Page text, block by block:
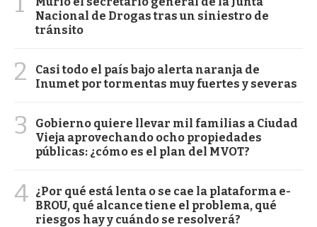
Nacional de Drogas tras un siniestro de
tránsito
2
Casi todo el país bajo alerta naranja de
Inumet por tormentas muy fuertes y severas
3
Gobierno quiere llevar mil familias a Ciudad
Vieja aprovechando ocho propiedades
públicas: ¿cómo es el plan del MVOT?
4 ¿Por qué está lenta o se cae la plataforma e-
BROU, qué alcance tiene el problema, qué
riesgos hay y cuándo se resolverá?